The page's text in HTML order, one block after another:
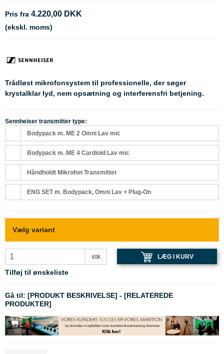
Pris fra 4.220,00 DKK
(ekskl. moms)
Trådløst mikrofonsystem til professionelle, der søger
krystalklar lyd, nem opsætning og interferensfri betjening.
Sennheiser transmitter type:
Bodypack m. ME 2 Omni Lav mic
Bodypack m. ME 4 Cardioid Lav mic
Håndholdt Mikrofon Transmitter
ENG SET m. Bodypack, Omni Lav + Plug-On
Vælg variant
stk LÆG I KURV
Tilføj til ønskeliste
Gå til: [PRODUKT BESKRIVELSE] - [RELATEREDE
PRODUKTER]